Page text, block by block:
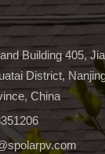
Building 405,
District,
China